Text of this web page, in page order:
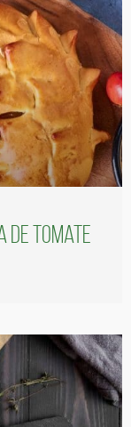
de tomate